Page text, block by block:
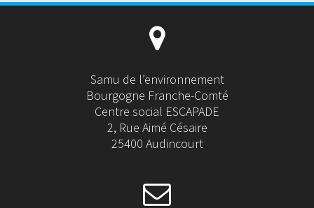
Samu de l’environnement
Bourgogne Franche-Comté
Centre social ESCAPADE
2, Rue Aimé Césaire
25400 Audincourt